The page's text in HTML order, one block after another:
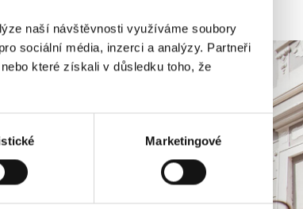
naší návštěvnosti využíváme soubory
sociální média, inzerci a analýzy. Partneři
které získali v důsledku toho, že
Marketingové